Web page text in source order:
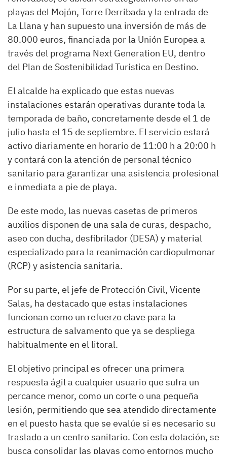
playas del Mojón, Torre Derribada y la entrada de
La Llana y han supuesto una inversión de más de
80.000 euros, financiada por la Unión Europea a
través del programa Next Generation EU, dentro
del Plan de Sostenibilidad Turística en Destino.
El alcalde ha explicado que estas nuevas
instalaciones estarán operativas durante toda la
temporada de baño, concretamente desde el 1 de
julio hasta el 15 de septiembre. El servicio estará
activo diariamente en horario de 11:00 h a 20:00 h
y contará con la atención de personal técnico
sanitario para garantizar una asistencia profesional
e inmediata a pie de playa.
De este modo, las nuevas casetas de primeros
auxilios disponen de una sala de curas, despacho,
aseo con ducha, desfibrilador (DESA) y material
especializado para la reanimación cardiopulmonar
(RCP) y asistencia sanitaria.
Por su parte, el jefe de Protección Civil, Vicente
Salas, ha destacado que estas instalaciones
funcionan como un refuerzo clave para la
estructura de salvamento que ya se despliega
habitualmente en el litoral.
El objetivo principal es ofrecer una primera
respuesta ágil a cualquier usuario que sufra un
percance menor, como un corte o una pequeña
lesión, permitiendo que sea atendido directamente
en el puesto hasta que se evalúe si es necesario su
traslado a un centro sanitario. Con esta dotación, se
busca consolidar las playas como entornos mucho